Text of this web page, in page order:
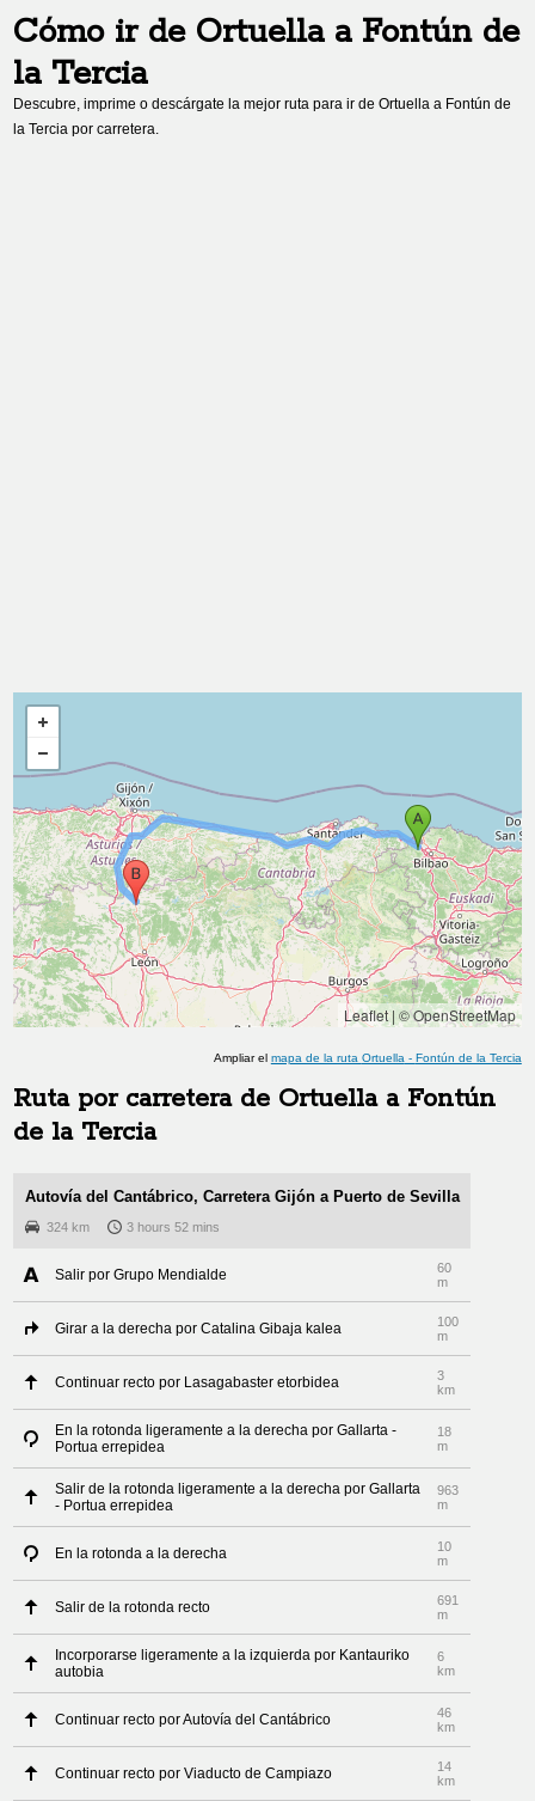
Cómo ir de Ortuellaa Fontún de
la Tercia
Descubre, imprime o descárgate la mejor ruta para ir deOrtuella a Fontún de
la Tercia por carretera.
Leaflet| © OpenStreetMap
Ampliar el mapa de la ruta Ortuella - Fontún de la Tercia
Ruta por carretera de Ortuellaa Fontún
de la Tercia
Autovía del Cantábrico, Carretera Gijón a Puerto de Sevilla
324 km 3 hours 52 mins
Salir por Grupo Mendialde
60
m
Girar a la derecha por Catalina Gibaja kalea
100
m
Continuar recto por Lasagabaster etorbidea
3
km
En la rotonda ligeramente a la derecha por Gallarta -
Portua errepidea
18
m
Salir de la rotonda ligeramente a la derecha por Gallarta
- Portua errepidea
963
m
En la rotonda a la derecha
10
m
Salir de la rotonda recto
691
m
Incorporarse ligeramente a la izquierda por Kantauriko
autobia
6
km
Continuar recto por Autovía del Cantábrico
46
km
Continuar recto por Viaducto de Campiazo
14
km